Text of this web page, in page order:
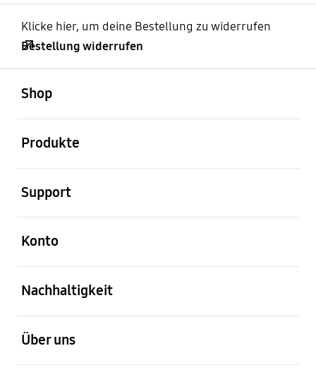
Klicke hier, um deine Bestellung zu widerrufen
Bestellung widerrufen
Shop
Produkte
Support
Konto
Nachhaltigkeit
Über uns